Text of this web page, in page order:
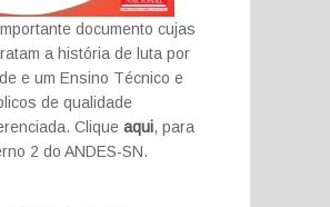
documento cujas
a história de luta por
e um Ensino Técnico e
de qualidade
Clique aqui, para
2 do ANDES-SN.